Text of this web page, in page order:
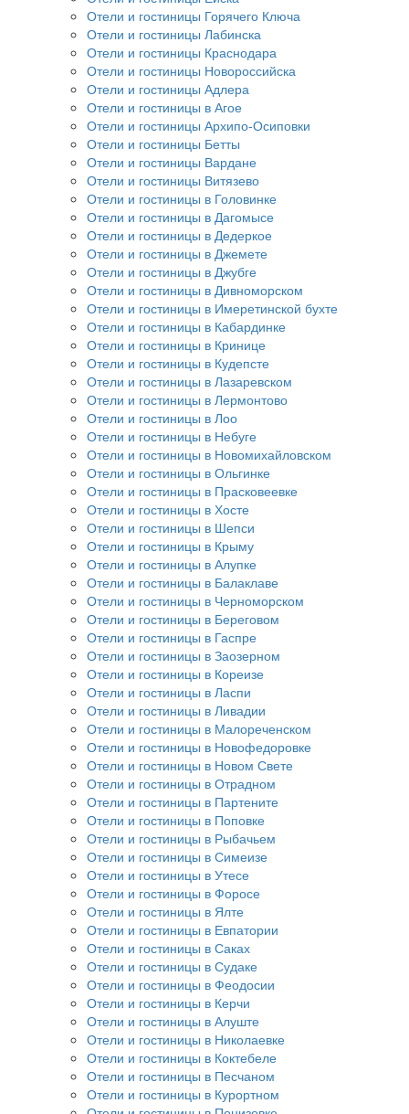
Отели и гостиницы Горячего Ключа
Отели и гостиницы Лабинска
Отели и гостиницы Краснодара
Отели и гостиницы Новороссийска
Отели и гостиницы Адлера
Отели и гостиницы в Агое
Отели и гостиницы Архипо-Осиповки
Отели и гостиницы Бетты
Отели и гостиницы Вардане
Отели и гостиницы Витязево
Отели и гостиницы в Головинке
Отели и гостиницы в Дагомысе
Отели и гостиницы в Дедеркое
Отели и гостиницы в Джемете
Отели и гостиницы в Джубге
Отели и гостиницы в Дивноморском
Отели и гостиницы в Имеретинской бухте
Отели и гостиницы в Кабардинке
Отели и гостиницы в Кринице
Отели и гостиницы в Кудепсте
Отели и гостиницы в Лазаревском
Отели и гостиницы в Лермонтово
Отели и гостиницы в Лоо
Отели и гостиницы в Небуге
Отели и гостиницы в Новомихайловском
Отели и гостиницы в Ольгинке
Отели и гостиницы в Прасковеевке
Отели и гостиницы в Хосте
Отели и гостиницы в Шепси
Отели и гостиницы в Крыму
Отели и гостиницы в Алупке
Отели и гостиницы в Балаклаве
Отели и гостиницы в Черноморском
Отели и гостиницы в Береговом
Отели и гостиницы в Гаспре
Отели и гостиницы в Заозерном
Отели и гостиницы в Кореизе
Отели и гостиницы в Ласпи
Отели и гостиницы в Ливадии
Отели и гостиницы в Малореченском
Отели и гостиницы в Новофедоровке
Отели и гостиницы в Новом Свете
Отели и гостиницы в Отрадном
Отели и гостиницы в Партените
Отели и гостиницы в Поповке
Отели и гостиницы в Рыбачьем
Отели и гостиницы в Симеизе
Отели и гостиницы в Утесе
Отели и гостиницы в Форосе
Отели и гостиницы в Ялте
Отели и гостиницы в Евпатории
Отели и гостиницы в Саках
Отели и гостиницы в Судаке
Отели и гостиницы в Феодосии
Отели и гостиницы в Керчи
Отели и гостиницы в Алуште
Отели и гостиницы в Николаевке
Отели и гостиницы в Коктебеле
Отели и гостиницы в Песчаном
Отели и гостиницы в Курортном